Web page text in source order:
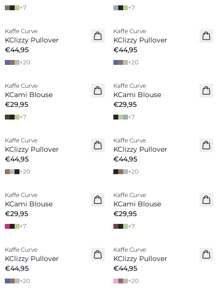
+7 +7
Kaffe Curve
KClizzy Pullover
€44,95
+20
Kaffe Curve
KClizzy Pullover
€44,95
+20
Kaffe Curve
KCami Blouse
€29,95
+7
Nieuw
Kaffe Curve
KCami Blouse
€29,95
+7
Nieuw
Kaffe Curve
KClizzy Pullover
€44,95
+20
Nieuw
Kaffe Curve
KClizzy Pullover
€44,95
+20
Kaffe Curve
KCami Blouse
€29,95
+7
Kaffe Curve
KCami Blouse
€29,95
+7
Kaffe Curve
KClizzy Pullover
€44,95
+20
Kaffe Curve
KClizzy Pullover
€44,95
+20